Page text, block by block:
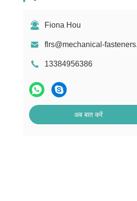
Fiona Hou
13384956386
अब बात करें